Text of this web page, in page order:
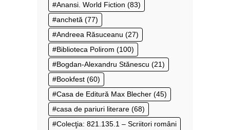
Anansi. World Fiction (83)
anchetă (77)
Andreea Răsuceanu (27)
Biblioteca Polirom (100)
Bogdan-Alexandru Stănescu (21)
Bookfest (60)
Casa de Editură Max Blecher (45)
casa de pariuri literare (68)
Colecţia: 821.135.1 – Scriitori români